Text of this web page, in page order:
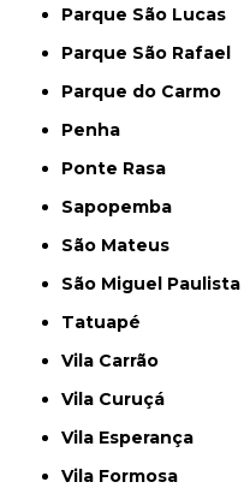
Parque São Lucas
Parque São Rafael
Parque do Carmo
Penha
Ponte Rasa
Sapopemba
São Mateus
São Miguel Paulista
Tatuapé
Vila Carrão
Vila Curuçá
Vila Esperança
Vila Formosa